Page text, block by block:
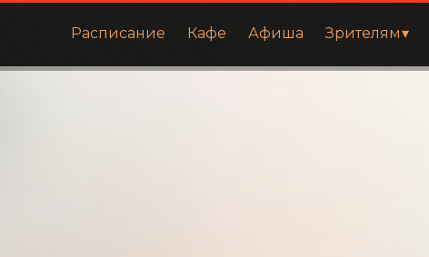
Расписание Кафе Афиша Зрителям